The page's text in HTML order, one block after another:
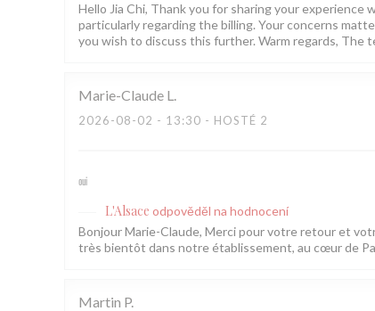
Hello Jia Chi, Thank you for sharing your
particularly regarding the billing. Your concerns
you wish to discuss this further. Warm regards, The
Marie-Claude L
2026-08-02 - 13:30 - HOSTÉ 2
oui
L'Alsace odpověděl na hodnocení
Bonjour Marie-Claude, Merci pour votre retour et
très bientôt dans notre établissement, au cœur de
Martin P